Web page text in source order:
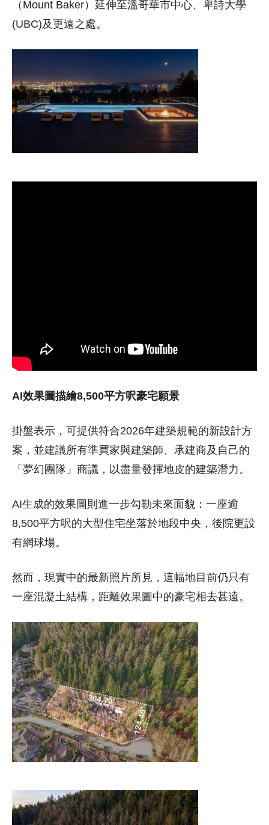
（Mount Baker）延伸至溫哥華市中心、卑詩大學
(UBC)及更遠之處。
AI效果圖描繪8,500平方呎豪宅願景
掛盤表示，可提供符合2026年建築規範的新設計方
案，並建議所有準買家與建築師、承建商及自己的
「夢幻團隊」商議，以盡量發揮地皮的建築潛力。
AI生成的效果圖則進一步勾勒未來面貌：一座逾
8,500平方呎的大型住宅坐落於地段中央，後院更設
有網球場。
然而，現實中的最新照片所見，這幅地目前仍只有
一座混凝土結構，距離效果圖中的豪宅相去甚遠。